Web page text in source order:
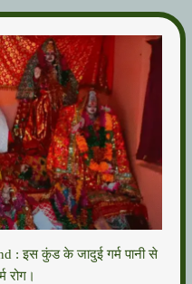
: इस कुंड के जादुई गर्म पानी से
रोग।